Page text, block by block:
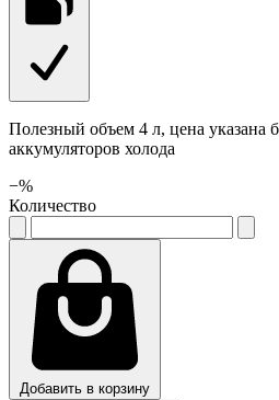
Полезный объем 4 л, цена указана
аккумуляторов холода
−%
Количество
Добавить в корзину